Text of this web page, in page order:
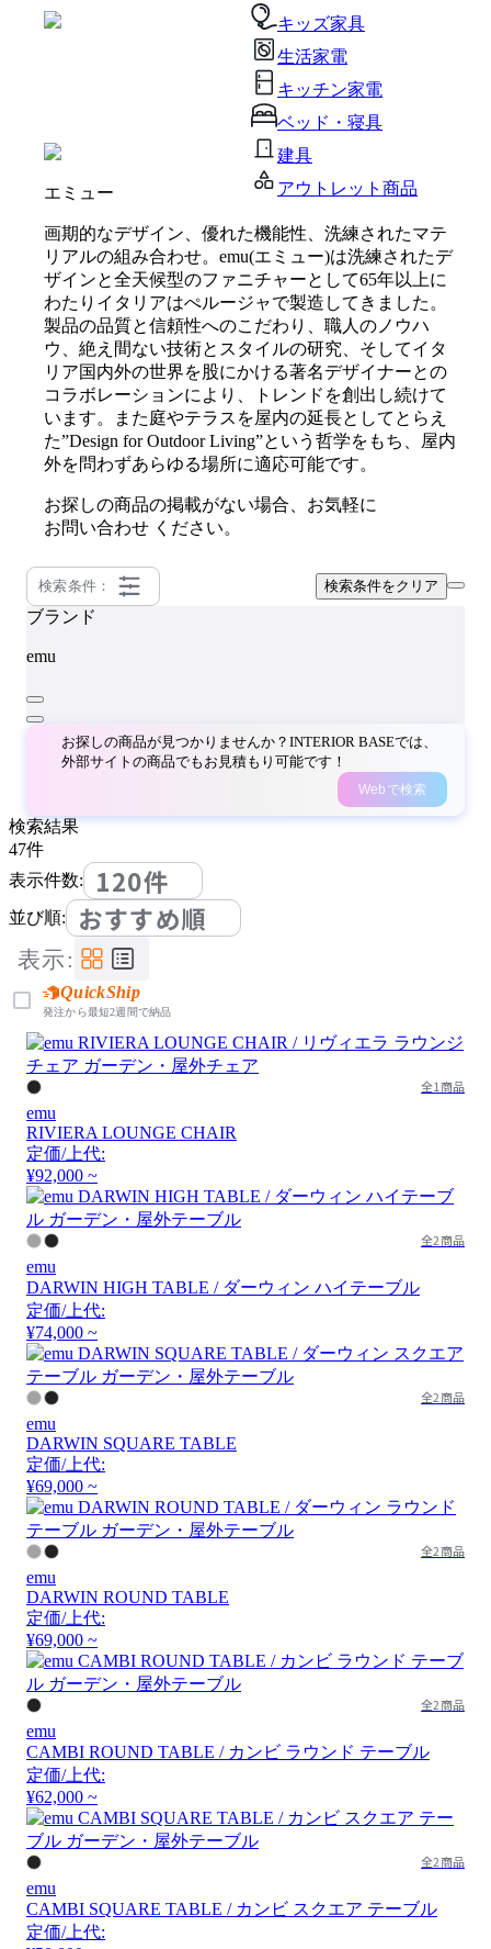
キッズ家具
生活家電
キッチン家電
ベッド・寝具
建具
アウトレット商品
エミュー
画期的なデザイン、優れた機能性、洗練されたマテ
リアルの組み合わせ。emu(エミュー)は洗練されたデ
ザインと全天候型のファニチャーとして65年以上に
わたりイタリアはぺルージャで製造してきました。
製品の品質と信頼性へのこだわり、職人のノウハ
ウ、絶え間ない技術とスタイルの研究、そしてイタ
リア国内外の世界を股にかける著名デザイナーとの
コラボレーションにより、トレンドを創出し続けて
います。また庭やテラスを屋内の延長としてとらえ
た”Design for Outdoor Living”という哲学をもち、屋内
外を問わずあらゆる場所に適応可能です。
お探しの商品の掲載がない場合、お気軽に
お問い合わせ ください。
検索条件： 検索条件をクリア
ブランド
emu
お探しの商品が見つかりませんか？INTERIOR BASEでは、
外部サイトの商品でもお見積もり可能です！
Webで検索
検索結果
47件
表示件数:
120件
並び順: おすすめ順
表示:
QuickShip
発注から最短2週間で納品
全1商品
emu
RIVIERA LOUNGE CHAIR
定価/上代:
¥92,000 ~
全2商品
emu
DARWIN HIGH TABLE / ダーウィン ハイテーブル
定価/上代:
¥74,000 ~
全2商品
emu
DARWIN SQUARE TABLE
定価/上代:
¥69,000 ~
全2商品
emu
DARWIN ROUND TABLE
定価/上代:
¥69,000 ~
全2商品
emu
CAMBI ROUND TABLE / カンビ ラウンド テーブル
定価/上代:
¥62,000 ~
全2商品
emu
CAMBI SQUARE TABLE / カンビ スクエア テーブル
定価/上代: